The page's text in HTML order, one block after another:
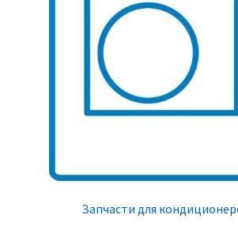
Запчасти для